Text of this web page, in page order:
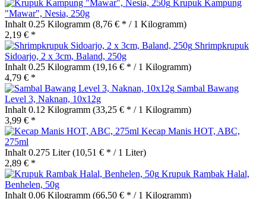
Krupuk Kampung
"Mawar", Nesia, 250g
Inhalt 0.25 Kilogramm (8,76 € * / 1 Kilogramm)
2,19 € *
Shrimpkrupuk
Sidoarjo, 2 x 3cm, Baland, 250g
Inhalt 0.25 Kilogramm (19,16 € * / 1 Kilogramm)
4,79 € *
Sambal Bawang
Level 3, Naknan, 10x12g
Inhalt 0.12 Kilogramm (33,25 € * / 1 Kilogramm)
3,99 € *
Kecap Manis HOT, ABC,
275ml
Inhalt 0.275 Liter(10,51 € * / 1 Liter)
2,89 € *
Krupuk Rambak Halal,
Benhelen, 50g
Inhalt 0.06 Kilogramm (66,50 € * / 1 Kilogramm)